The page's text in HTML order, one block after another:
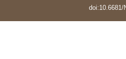
doi:10.6681/